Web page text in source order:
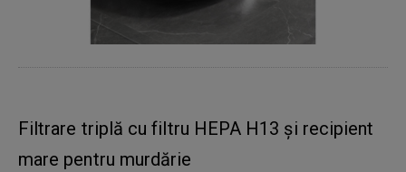
Filtrare triplă cu filtru HEPA H13 și recipient
mare pentru murdărie